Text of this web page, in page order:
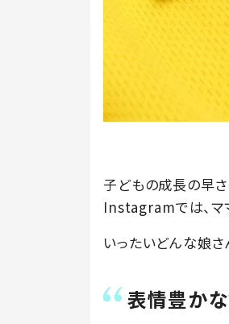
子どもの成長の早さ
Instagramでは、マ
いったいどんな娘さ
表情豊か